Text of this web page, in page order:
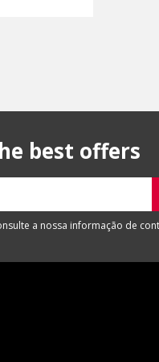
best offers
a nossa informação de